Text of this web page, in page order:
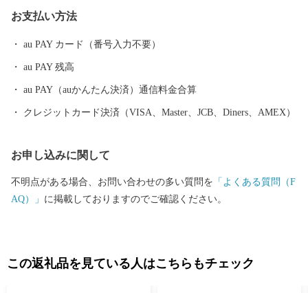
ません。何卒、ご理解のほどお願い申し上げます。
お支払い方法
au PAY カード（番号入力不要）
au PAY 残高
au PAY（auかんたん決済）通信料金合算
クレジットカード決済（VISA、Master、JCB、Diners、AMEX）
お申し込みに関して
不明点がある場合、お問い合わせの多い質問を 「よくある質問（F
AQ）」 に掲載しておりますのでご確認ください。
この返礼品を見ている人はこちらもチェック